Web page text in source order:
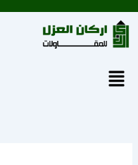
القائمة